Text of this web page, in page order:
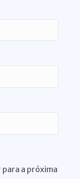
para a próxima